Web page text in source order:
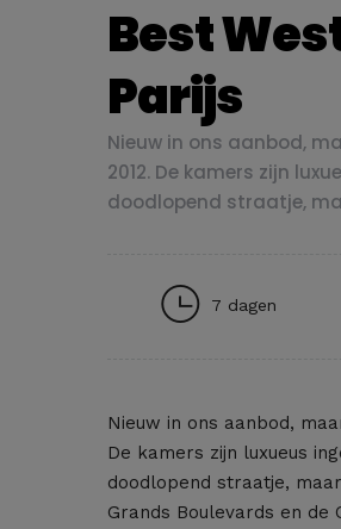
Best
Parijs
Nieuw in ons aanbod,
2012. De kamers zijn
doodlopend straatje,
7 dagen
Nieuw in ons aanbod,
De kamers zijn luxueus
doodlopend straatje,
Grands Boulevards en